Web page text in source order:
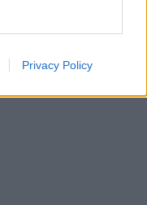
Privacy Policy